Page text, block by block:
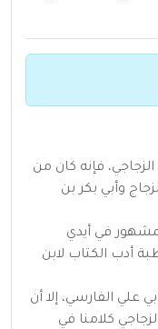
فإنه كان من
وأبي بكر بن
في أيدي
أدب الكتاب لابن
الفارسي، إلا أن
كلامنا في